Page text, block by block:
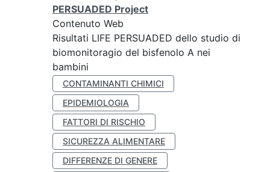
PERSUADED Project
Contenuto Web
Risultati LIFE PERSUADED dello studio di
biomonitoragio del bisfenolo A nei
bambini
CONTAMINANTI CHIMICI
EPIDEMIOLOGIA
FATTORI DI RISCHIO
SICUREZZA ALIMENTARE
DIFFERENZE DI GENERE